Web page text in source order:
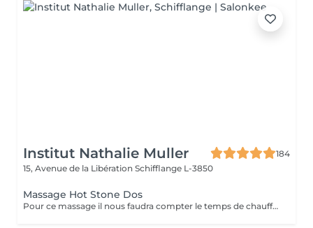
Institut Nathalie Muller
184
15, Avenue de la Libération Schifflange L-3850
Massage Hot Stone Dos
Pour ce massage il nous faudra compter le temps de chauffe des pierres Pour les soins le matin merci de prendre rendez vous à partir de 9h30